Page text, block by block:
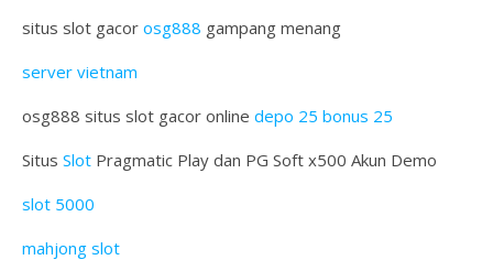
situs slot gacor osg888 gampang menang
server vietnam
osg888 situs slot gacor online depo 25 bonus 25
Situs Slot Pragmatic Play dan PG Soft x500 Akun Demo
slot 5000
mahjong slot